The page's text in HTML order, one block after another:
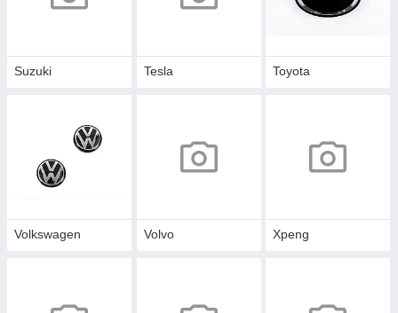
Suzuki Tesla Toyota
Volkswagen Volvo Xpeng